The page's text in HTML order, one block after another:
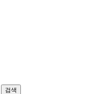
검색